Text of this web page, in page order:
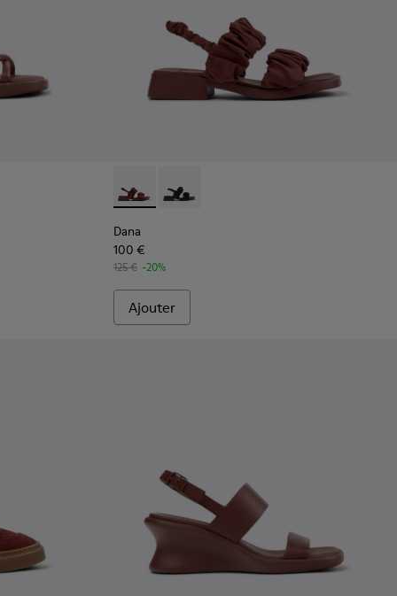
Sandales en cuir bordeaux Pour femme avec semelles
003 001 Dana - K201894-003 - Sandales en textile
Dana - K201894-001
Dana
100 €
125 € -20%
Ajouter